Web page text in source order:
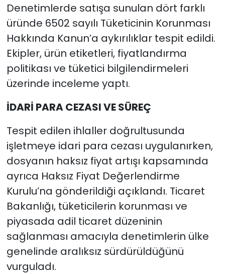
Denetimlerde satışa sunulan dört farklı
üründe 6502 sayılı Tüketicinin Korunması
Hakkında Kanun’a aykırılıklar tespit edildi.
Ekipler, ürün etiketleri, fiyatlandırma
politikası ve tüketici bilgilendirmeleri
üzerinde inceleme yaptı.
İDARİ PARA CEZASI VE SÜREÇ
Tespit edilen ihlaller doğrultusunda
işletmeye idari para cezası uygulanırken,
dosyanın haksız fiyat artışı kapsamında
ayrıca Haksız Fiyat Değerlendirme
Kurulu’na gönderildiği açıklandı. Ticaret
Bakanlığı, tüketicilerin korunması ve
piyasada adil ticaret düzeninin
sağlanması amacıyla denetimlerin ülke
genelinde aralıksız sürdürüldüğünü
vurguladı.